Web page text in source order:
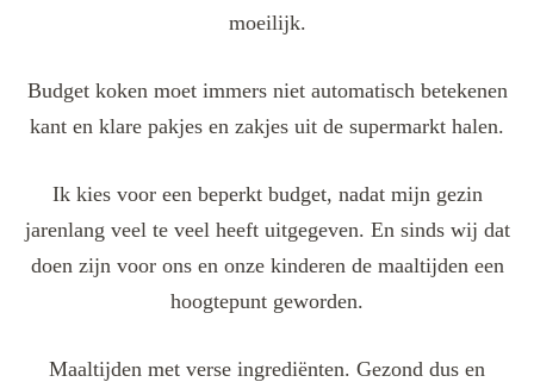
moeilijk.
Budget koken moet immers niet automatisch betekenen
kant en klare pakjes en zakjes uit de supermarkt halen.
Ik kies voor een beperkt budget, nadat mijn gezin
jarenlang veel te veel heeft uitgegeven. En sinds wij dat
doen zijn voor ons en onze kinderen de maaltijden een
hoogtepunt geworden.
Maaltijden met verse ingrediënten. Gezond dus en